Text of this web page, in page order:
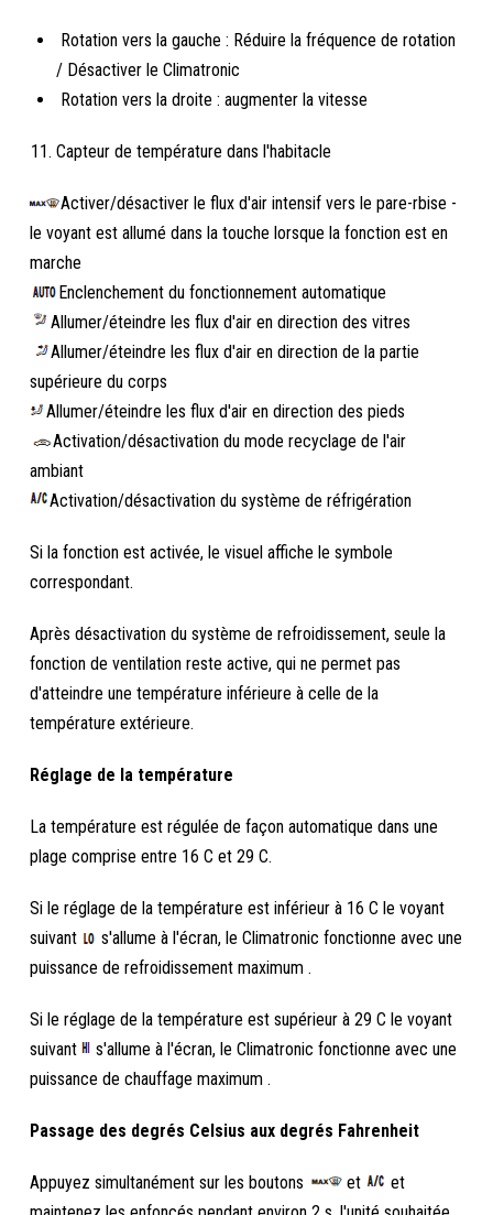
Rotation vers la gauche : Réduire la fréquence de rotation
/ Désactiver le Climatronic
Rotation vers la droite : augmenter la vitesse
Capteur de température dans l'habitacle
Activer/désactiver le flux d'air intensif vers le pare-rbise -
le voyant est allumé dans la touche lorsque la fonction est en
marche
Enclenchement du fonctionnement automatique
Allumer/éteindre les flux d'air en direction des vitres
Allumer/éteindre les flux d'air en direction de la partie
supérieure du corps
Allumer/éteindre les flux d'air en direction des pieds
Activation/désactivation du mode recyclage de l'air
ambiant
Activation/désactivation du système de réfrigération
Si la fonction est activée, le visuel affiche le symbole
correspondant.
Après désactivation du système de refroidissement, seule la
fonction de ventilation reste active, qui ne permet pas
d'atteindre une température inférieure à celle de la
température extérieure.
Réglage de la température
La température est régulée de façon automatique dans une
plage comprise entre 16 C et 29 C.
Si le réglage de la température est inférieur à 16 C le voyant
suivant
s'allume à l'écran, le Climatronic fonctionne avec une
puissance de refroidissement maximum .
Si le réglage de la température est supérieur à 29 C le voyant
suivant
s'allume à l'écran, le Climatronic fonctionne avec une
puissance de chauffage maximum .
Passage des degrés Celsius aux degrés Fahrenheit
Appuyez simultanément sur les boutons et
et